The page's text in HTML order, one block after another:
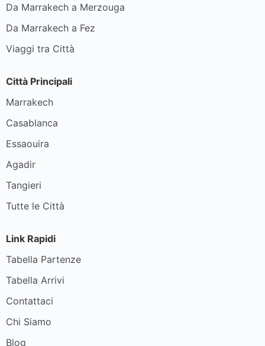
Da Marrakech a Merzouga
Da Marrakech a Fez
Viaggi tra Città
Città Principali
Marrakech
Casablanca
Essaouira
Agadir
Tangieri
Tutte le Città
Link Rapidi
Tabella Partenze
Tabella Arrivi
Contattaci
Chi Siamo
Blog